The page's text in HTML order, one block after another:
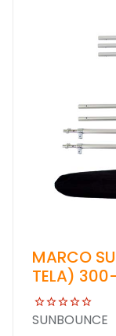
MARCO
TELA)
SUNBOUNCE